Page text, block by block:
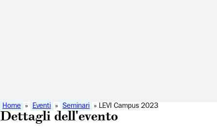
Home » Eventi » Seminari » LEVI Campus 2023
Dettagli dell'evento